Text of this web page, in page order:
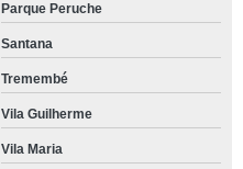
Parque Peruche
Santana
Tremembé
Vila Guilherme
Vila Maria